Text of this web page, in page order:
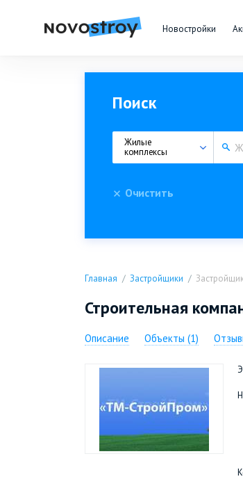
Новостройки
Поиск
Жилые
комплексы
Очистить
Главная Застройщики
Строительная
Описание Объекты (1)